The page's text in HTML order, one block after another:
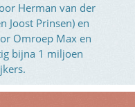
Herman van der
Joost Prinsen) en
Omroep Max en
bijna 1 miljoen